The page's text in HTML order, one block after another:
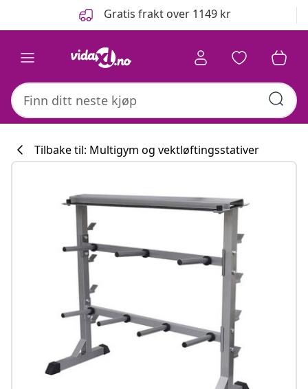
Gratis frakt over 1149 kr
Tilbake til: Multigym og vektløftingsstativer